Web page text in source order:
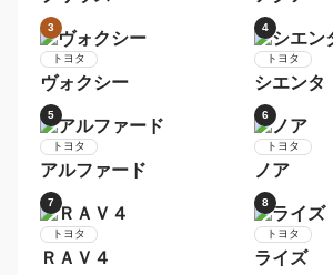
トヨタ
ヴォクシー
日産
デイズ
1
レクサス
2
レクサス
ＲＸ